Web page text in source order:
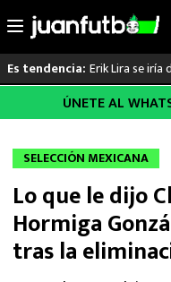
al
Es tendencia: Erik Lira se iría
LO ÚLTIMO
LIGA MX
RAYADOS
PUMAS
ÚNETE AL
SELECCIÓN MEXICANA
Lo que le dijo
Hormiga
tras la